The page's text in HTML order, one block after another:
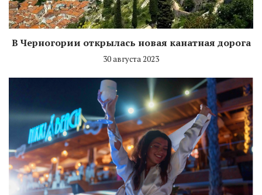
В Черногории открылась новая канатная дорога
30 августа 2023